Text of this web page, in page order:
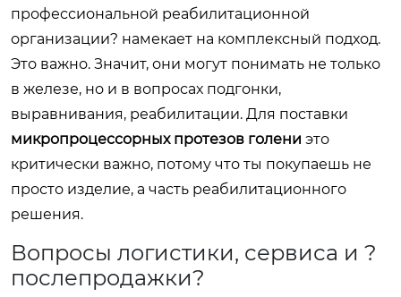
профессиональной реабилитационной
организации? намекает на комплексный подход.
Это важно. Значит, они могут понимать не только
в железе, но и в вопросах подгонки,
выравнивания, реабилитации. Для поставки
микропроцессорных протезов голени это
критически важно, потому что ты покупаешь не
просто изделие, а часть реабилитационного
решения.
Вопросы логистики, сервиса и ?
послепродажки?